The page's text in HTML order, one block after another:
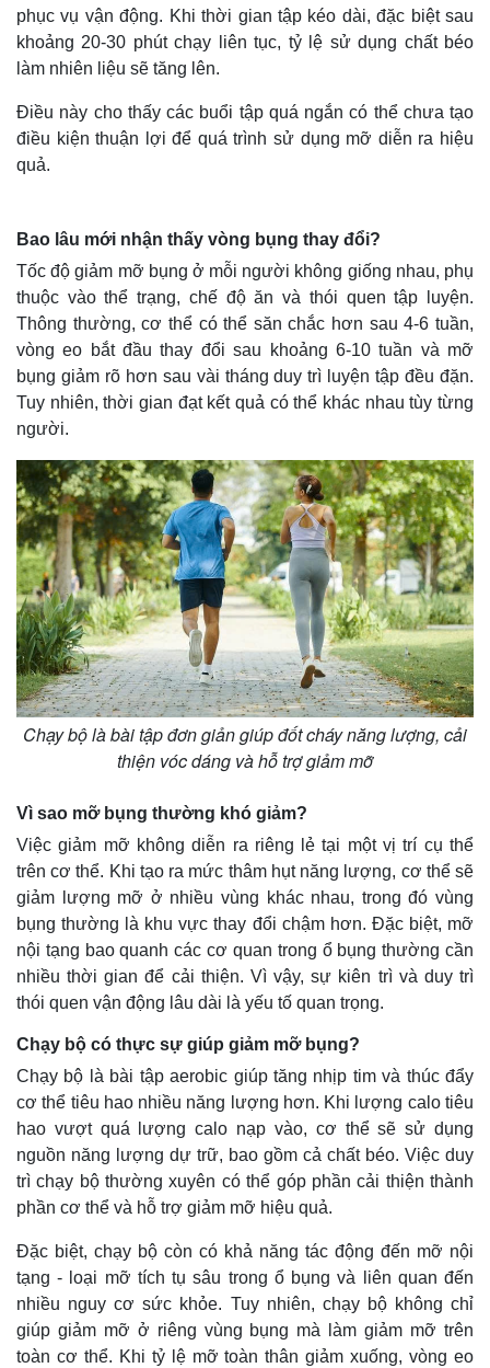
Thế giới
Cuộc sống đó đây
Hồ sơ
Multimedia
Ảnh
E-Magazine
Infographic
phục vụ vận động. Khi thời gian tập kéo dài, đặc biệt sau
khoảng 20-30 phút chạy liên tục, tỷ lệ sử dụng chất béo
làm nhiên liệu sẽ tăng lên.
Điều này cho thấy các buổi tập quá ngắn có thể chưa tạo
điều kiện thuận lợi để quá trình sử dụng mỡ diễn ra hiệu
quả.
Bao lâu mới nhận thấy vòng bụng thay đổi?
Tốc độ giảm mỡ bụng ở mỗi người không giống nhau, phụ
thuộc vào thể trạng, chế độ ăn và thói quen tập luyện.
Thông thường, cơ thể có thể săn chắc hơn sau 4-6 tuần,
vòng eo bắt đầu thay đổi sau khoảng 6-10 tuần và mỡ
bụng giảm rõ hơn sau vài tháng duy trì luyện tập đều đặn.
Tuy nhiên, thời gian đạt kết quả có thể khác nhau tùy từng
người.
Chạy bộ là bài tập đơn giản giúp đốt cháy năng lượng, cải
thiện vóc dáng và hỗ trợ giảm mỡ
Vì sao mỡ bụng thường khó giảm?
Việc giảm mỡ không diễn ra riêng lẻ tại một vị trí cụ thể
trên cơ thể. Khi tạo ra mức thâm hụt năng lượng, cơ thể sẽ
giảm lượng mỡ ở nhiều vùng khác nhau, trong đó vùng
bụng thường là khu vực thay đổi chậm hơn. Đặc biệt, mỡ
nội tạng bao quanh các cơ quan trong ổ bụng thường cần
nhiều thời gian để cải thiện. Vì vậy, sự kiên trì và duy trì
thói quen vận động lâu dài là yếu tố quan trọng.
Chạy bộ có thực sự giúp giảm mỡ bụng?
Chạy bộ là bài tập aerobic giúp tăng nhịp tim và thúc đẩy
cơ thể tiêu hao nhiều năng lượng hơn. Khi lượng calo tiêu
hao vượt quá lượng calo nạp vào, cơ thể sẽ sử dụng
nguồn năng lượng dự trữ, bao gồm cả chất béo. Việc duy
trì chạy bộ thường xuyên có thể góp phần cải thiện thành
phần cơ thể và hỗ trợ giảm mỡ hiệu quả.
Đặc biệt, chạy bộ còn có khả năng tác động đến mỡ nội
tạng - loại mỡ tích tụ sâu trong ổ bụng và liên quan đến
nhiều nguy cơ sức khỏe. Tuy nhiên, chạy bộ không chỉ
giúp giảm mỡ ở riêng vùng bụng mà làm giảm mỡ trên
toàn cơ thể. Khi tỷ lệ mỡ toàn thân giảm xuống, vòng eo